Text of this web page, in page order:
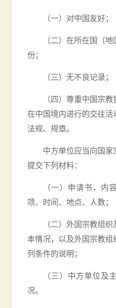
（一）对中国友好；
（二）在所在国（
份；
（三）无不良记录；
（四）尊重中国宗
在中国境内进行的交往活
法规、规章。
中方单位应当向国家
提交下列材料：
（一）申请书，内
项、时间、地点、人数；
（二）外国宗教组
本情况，以及外国宗教
列条件的说明；
（三）中方单位及
况。